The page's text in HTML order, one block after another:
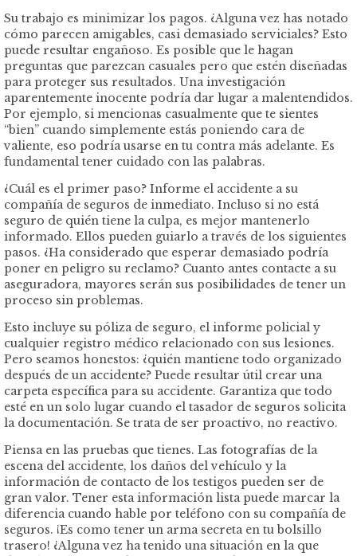
Su trabajo es minimizar los pagos. ¿Alguna vez has notado
cómo parecen amigables, casi demasiado serviciales? Esto
puede resultar engañoso. Es posible que le hagan
preguntas que parezcan casuales pero que estén diseñadas
para proteger sus resultados. Una investigación
aparentemente inocente podría dar lugar a malentendidos.
Por ejemplo, si mencionas casualmente que te sientes
“bien” cuando simplemente estás poniendo cara de
valiente, eso podría usarse en tu contra más adelante. Es
fundamental tener cuidado con las palabras.
¿Cuál es el primer paso? Informe el accidente a su
compañía de seguros de inmediato. Incluso si no está
seguro de quién tiene la culpa, es mejor mantenerlo
informado. Ellos pueden guiarlo a través de los siguientes
pasos. ¿Ha considerado que esperar demasiado podría
poner en peligro su reclamo? Cuanto antes contacte a su
aseguradora, mayores serán sus posibilidades de tener un
proceso sin problemas.
Esto incluye su póliza de seguro, el informe policial y
cualquier registro médico relacionado con sus lesiones.
Pero seamos honestos: ¿quién mantiene todo organizado
después de un accidente? Puede resultar útil crear una
carpeta específica para su accidente. Garantiza que todo
esté en un solo lugar cuando el tasador de seguros solicita
la documentación. Se trata de ser proactivo, no reactivo.
Piensa en las pruebas que tienes. Las fotografías de la
escena del accidente, los daños del vehículo y la
información de contacto de los testigos pueden ser de
gran valor. Tener esta información lista puede marcar la
diferencia cuando hable por teléfono con su compañía de
seguros. ¡Es como tener un arma secreta en tu bolsillo
trasero! ¿Alguna vez ha tenido una situación en la que